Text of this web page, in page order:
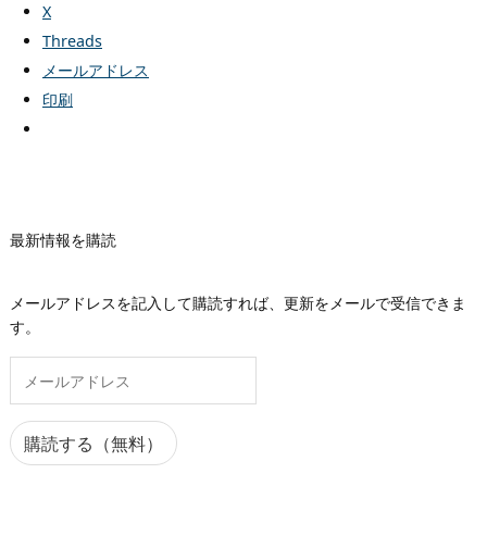
X
Threads
メールアドレス
印刷
最新情報を購読
メールアドレスを記入して購読すれば、更新をメールで受信できま
す。
ア
ド
購読する（無料）